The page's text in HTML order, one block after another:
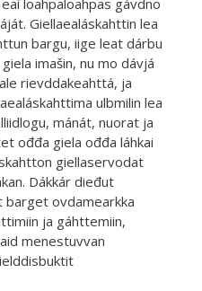
loahpaloahpas gávdno
Giellaealáskahttin lea
bargu, iige leat dárbu
imašin, nu mo dávjá
rievddakeahttá, ja
ulbmilin lea
mánát, nuorat ja
ođđa giela ođđa láhkai
giellaservodat
Dákkár dieđut
barget ovdamearkka
ja gáhttemiin,
menestuvvan